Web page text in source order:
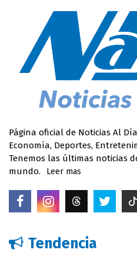
Página oficial de Noticias Al
Economía, Deportes,
Tenemos las últimas noticias
mundo.
Leer mas
Tendencia